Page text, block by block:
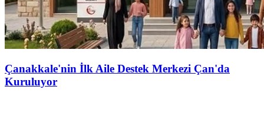
Çanakkale'nin İlk Aile Destek Merkezi Çan'da
Kuruluyor